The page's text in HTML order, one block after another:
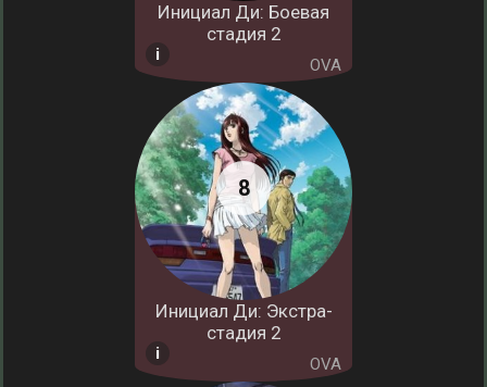
Инициал Ди: Боевая
стадия 2
OVA
Инициал Ди: Экстра-
стадия 2
OVA